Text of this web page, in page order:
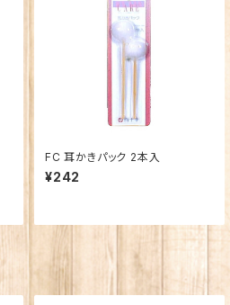
FC 耳かきパック 2本入
¥242